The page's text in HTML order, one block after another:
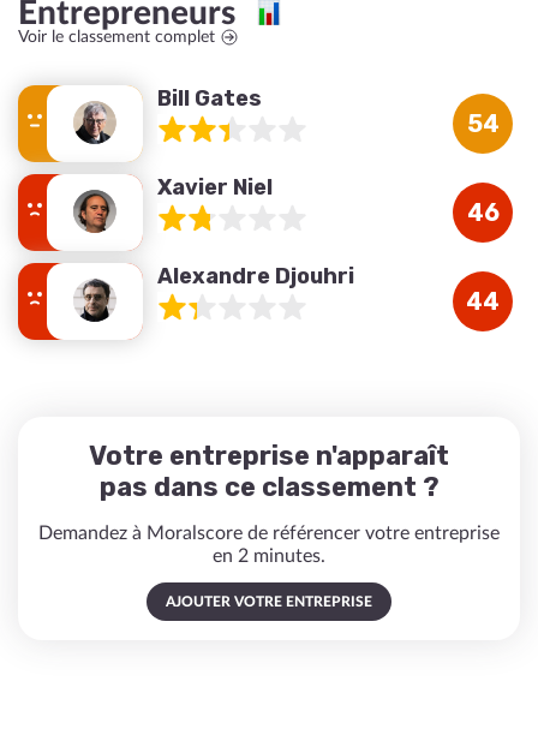
Entrepreneurs
Voir le classement complet
Bill Gates
54
Xavier Niel
46
Alexandre Djouhri
44
Votre entreprise n'apparaît
pas dans ce classement ?
Demandez à Moralscore de référencer votre entreprise
en 2 minutes.
AJOUTER VOTRE ENTREPRISE